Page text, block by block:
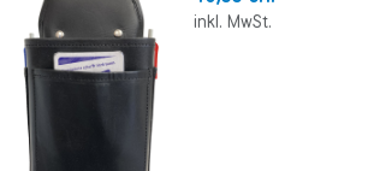
inkl. MwSt.